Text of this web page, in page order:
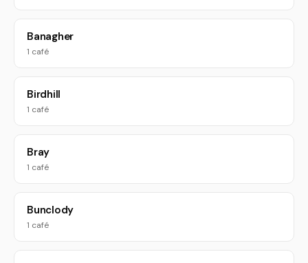
Banagher
1 café
Birdhill
1 café
Bray
1 café
Bunclody
1 café